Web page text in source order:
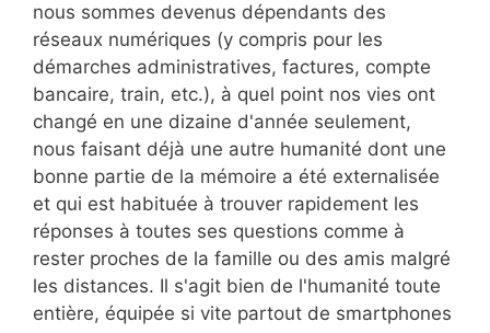
nous sommes devenus dépendants des
réseaux numériques (y compris pour les
démarches administratives, factures, compte
bancaire, train, etc.), à quel point nos vies ont
changé en une dizaine d'année seulement,
nous faisant déjà une autre humanité dont une
bonne partie de la mémoire a été externalisée
et qui est habituée à trouver rapidement les
réponses à toutes ses questions comme à
rester proches de la famille ou des amis malgré
les distances. Il s'agit bien de l'humanité toute
entière, équipée si vite partout de smartphones